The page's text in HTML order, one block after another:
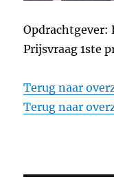
Opdrachtgever:
Prijsvraag 1ste
Terug naar
Terug naar